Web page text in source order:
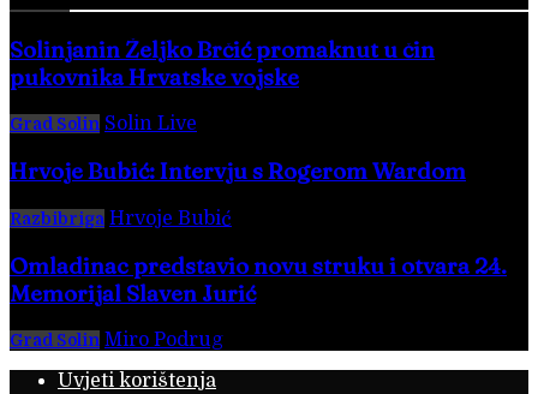
Solinjanin Željko Brčić promaknut u čin
pukovnika Hrvatske vojske
Grad Solin Solin Live
Hrvoje Bubić: Intervju s Rogerom Wardom
Razbibriga Hrvoje Bubić
Omladinac predstavio novu struku i otvara 24.
Memorijal Slaven Jurić
Grad Solin Miro Podrug
Uvjeti korištenja